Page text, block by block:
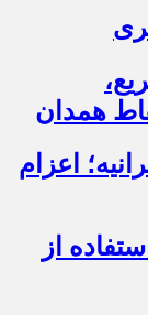
همدان
اعزام
از